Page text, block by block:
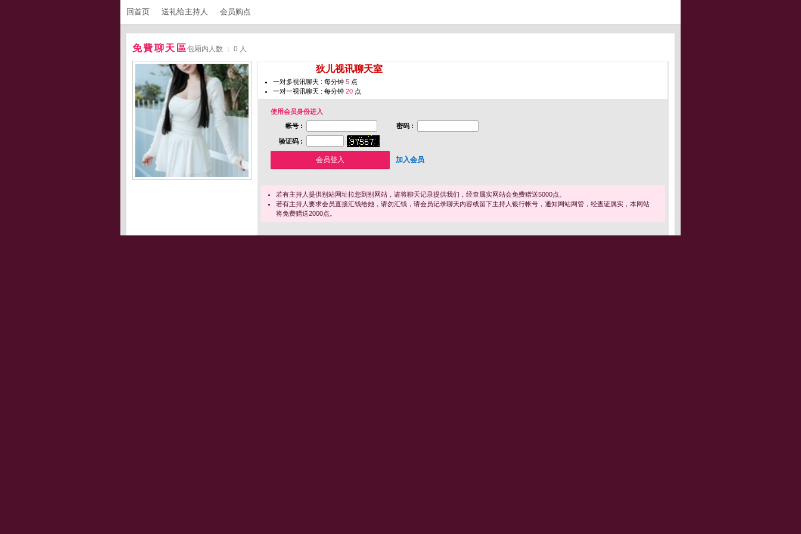
回首页 送礼给主持人 会员购点
免費聊天區包厢内人数 ： 0 人
狄儿视讯聊天室
一对多视讯聊天 : 每分钟 5 点
一对一视讯聊天 : 每分钟 20 点
使用会员身份进入
帐号 :
密码 :
验证码 :
加入会员
若有主持人提供别站网址拉您到别网站，请将聊天记录提供我们，经查属实网站会免费赠送5000点。
若有主持人要求会员直接汇钱给她，请勿汇钱，请会员记录聊天内容或留下主持人银行帐号，通知网站网管，经查证属实，本网站
将免费赠送2000点。